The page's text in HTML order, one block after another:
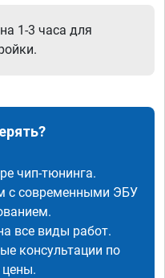
1-3 часа для
чип-тюнинга.
с современными ЭБУ
все виды работ.
консультации по